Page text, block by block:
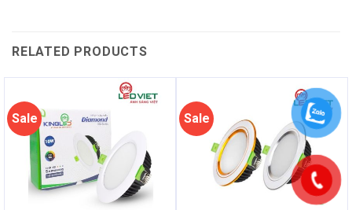
RELATED PRODUCTS
Sale Sale